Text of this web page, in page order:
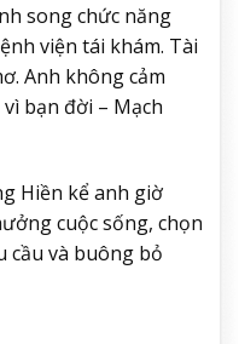
song chức năng
viện tái khám. Tài
Anh không cảm
bạn đời – Mạch
Hiền kể anh giờ
cuộc sống, chọn
cầu và buông bỏ